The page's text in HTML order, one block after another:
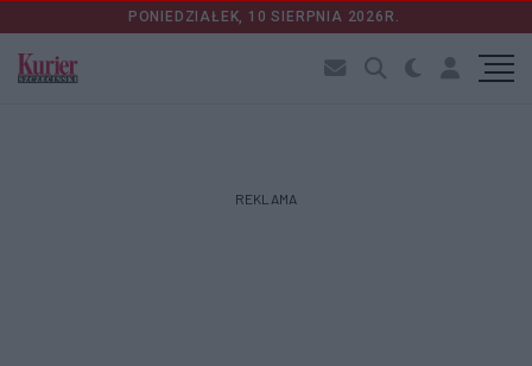
PONIEDZIAŁEK, 10 SIERPNIA 2026R.
REKLAMA